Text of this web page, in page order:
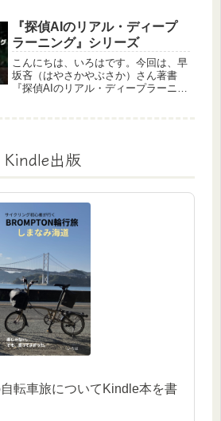
とに夢中になって取り組んでいる人が
多いです。そこで今回は「夢中にな
る！...
『探偵AIのリアル・ディープ
ラーニング』シリーズ
こんにちは、いろはです。今回は、早
坂吝（はやさかやぶさか）さん著書
『探偵AIのリアル・ディープラーニン
Kindle出版
転車旅についてKindle本を書